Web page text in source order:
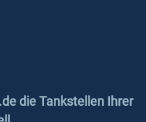
die Tankstellen Ihrer